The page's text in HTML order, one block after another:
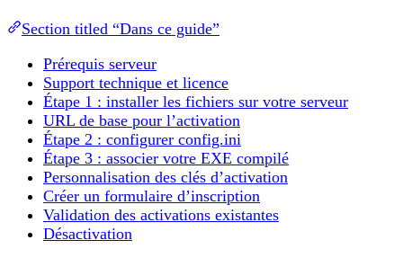
Section titled “Dans ce guide”
Prérequis serveur
Support technique et licence
Étape 1 : installer les fichiers sur votre serveur
URL de base pour l’activation
Étape 2 : configurer config.ini
Étape 3 : associer votre EXE compilé
Personnalisation des clés d’activation
Créer un formulaire d’inscription
Validation des activations existantes
Désactivation